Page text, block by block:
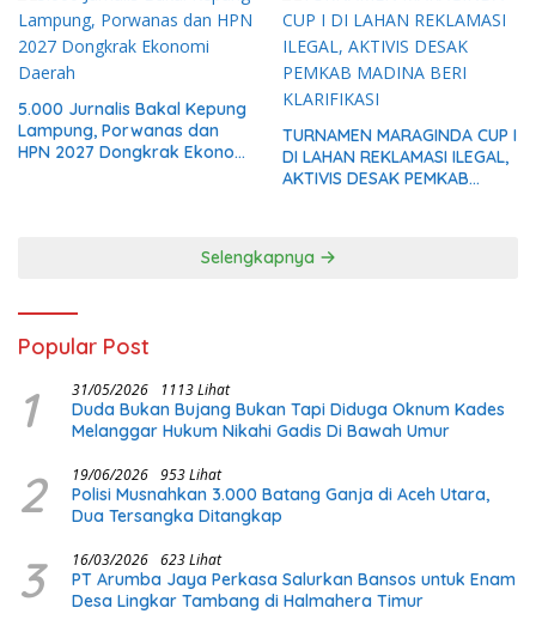
5.000 Jurnalis Bakal Kepung
Lampung, Porwanas dan
HPN 2027 Dongkrak Ekonomi
TURNAMEN MARAGINDA CUP I
DI LAHAN REKLAMASI ILEGAL,
AKTIVIS DESAK PEMKAB
Selengkapnya
Popular Post
1 31/05/2026 1113 Lihat
Duda Bukan Bujang Bukan Tapi Diduga Oknum Kades
Melanggar Hukum Nikahi Gadis Di Bawah Umur
2 19/06/2026 953 Lihat
Polisi Musnahkan 3.000 Batang Ganja di Aceh Utara,
Dua Tersangka Ditangkap
3 16/03/2026 623 Lihat
PT Arumba Jaya Perkasa Salurkan Bansos untuk Enam
Desa Lingkar Tambang di Halmahera Timur